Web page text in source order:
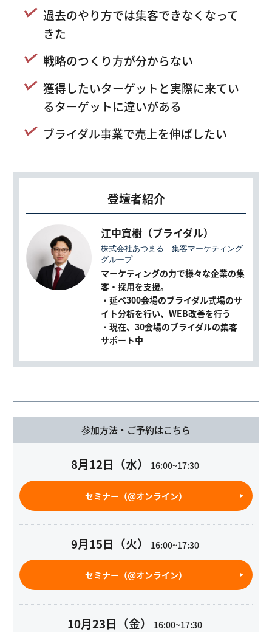
過去のやり方では集客できなくなって
きた
戦略のつくり方が分からない
獲得したいターゲットと実際に来てい
るターゲットに違いがある
ブライダル事業で売上を伸ばしたい
登壇者紹介
江中寛樹（ブライダル）
株式会社あつまる 集客マーケティング
グループ
マーケティングの力で様々な企業の集
客・採用を支援。
・延べ300会場のブライダル式場のサ
イト分析を行い、WEB改善を行う
・現在、30会場のブライダルの集客
サポート中
参加方法・ご予約はこちら
8月12日（水） 16:00~17:30
セミナー（@オンライン）
9月15日（火） 16:00~17:30
セミナー（@オンライン）
10月23日（金） 16:00~17:30